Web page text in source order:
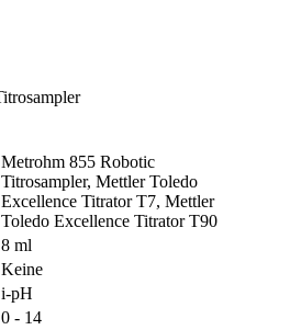
Metrohm 855 Robotic
Titrosampler, Mettler Toledo
Excellence Titrator T7, Mettler
Toledo Excellence Titrator T90
8 ml
Keine
i-pH
0 - 14